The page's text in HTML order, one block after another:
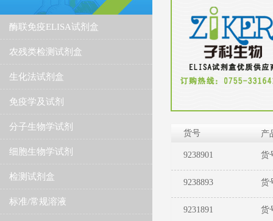
酶联免疫ELISA试剂盒
农残类检测试剂盒
生化法试剂盒
免疫学及试剂
分子生物学试剂
细胞生物学试剂
检测试剂盒
标准/常规溶液
货号 产
9238901 货
9238893 货
9231891 货